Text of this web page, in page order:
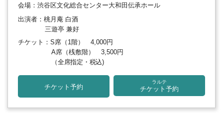
会場：渋谷区文化総合センター大和田伝承ホール
出演者：桃月庵 白酒
三遊亭 兼好
チケット：S席（1階） 4,000円
A席（桟敷階） 3,500円
（全席指定・税込)
チケット予約
ラルテ
チケット予約